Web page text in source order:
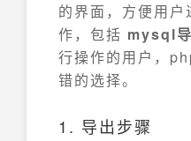
的界面，方便用
作，包括 mysql
行操作的用户，
错的选择。
1. 导出步骤